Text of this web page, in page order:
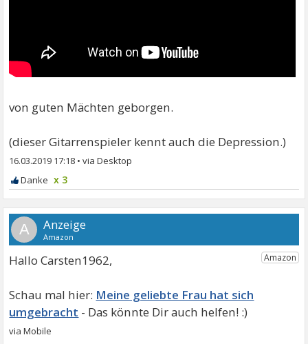
von guten Mächten geborgen.
(dieser Gitarrenspieler kennt auch die Depression.)
16.03.2019 17:18 •
x 3
A
Hallo Carsten1962,
Meine geliebte Frau hat sich
umgebracht